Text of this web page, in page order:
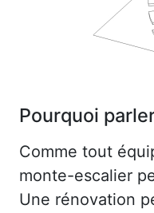
Pourquoi
Comme tout
monte-escalier
Une rénovation